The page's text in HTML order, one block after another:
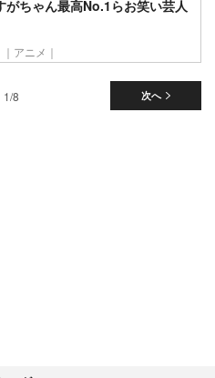
ちゃん最高No.1らお笑い芸人
｜アニメ｜
次へ
1/8